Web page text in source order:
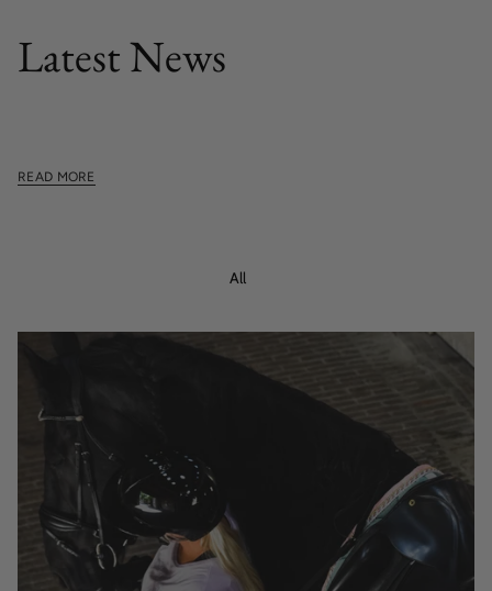
Latest News
READ MORE
All